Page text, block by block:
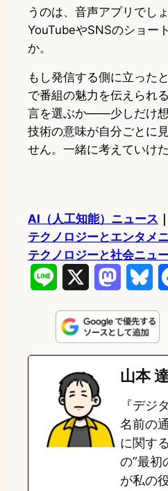
うのは、音声アプリでし
YouTubeやSNSのショー
か。
もし発信する側に立った
で番組の魅力を伝えられ
言を選ぶか——少しだけ
技術の意味が自分ごとに
せん。一緒に考えていけ
AI（人工知能）ニュース ｜
テクノロジーとエンタメ
テクノロジーと社会ニュ
n
e
s
t
o
o
n
u
e
s
k
山本
『デジ
名前の
に関す
の”最初
が私の